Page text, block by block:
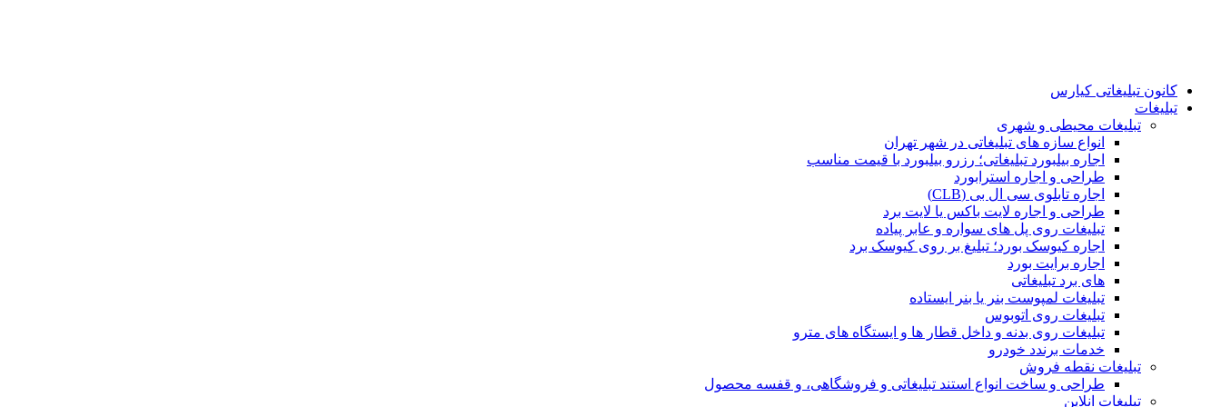
کانون تبلیغاتی کیارس
تبلیغات
تبلیغات محیطی و شهری
انواع سازه‌ های تبلیغاتی در شهر تهران
اجاره بیلبورد تبلیغاتی؛ رزرو بیلبورد با قیمت مناسب
طراحی و اجاره استرابورد
اجاره تابلوی سی ال بی (CLB)
طراحی و اجاره لایت باکس یا لایت برد
تبلیغات روی پل های سواره و عابر پیاده
اجاره کیوسک بورد؛ تبلیغ بر روی کیوسک برد
اجاره برایت بورد
های برد تبلیغاتی
تبلیغات لمپوست بنر یا بنر ایستاده
تبلیغات روی اتوبوس
تبلیغات روی بدنه و داخل قطار ها و ایستگاه های مترو
خدمات برندد خودرو
تبلیغات نقطه فروش
طراحی و ساخت انواع استند تبلیغاتی و فروشگاهی، و قفسه محصول
تبلیغات انلاین